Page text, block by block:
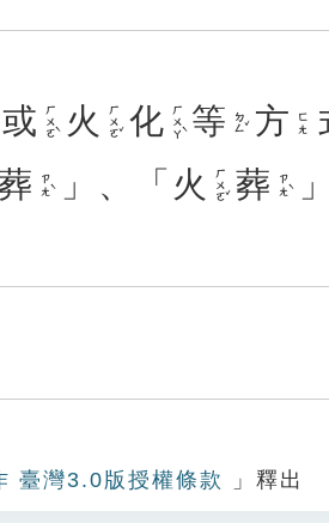
或 ㄏㄨㄛˋ 火 ㄏㄨㄛˇ 化 ㄏㄨㄚˋ 等 ㄉㄥˇ 方 ㄈㄤ
ㄗㄤˋ 」、「 火 ㄏㄨㄛˇ 葬 ㄗㄤˋ
臺灣3.0版授權條款 」釋出